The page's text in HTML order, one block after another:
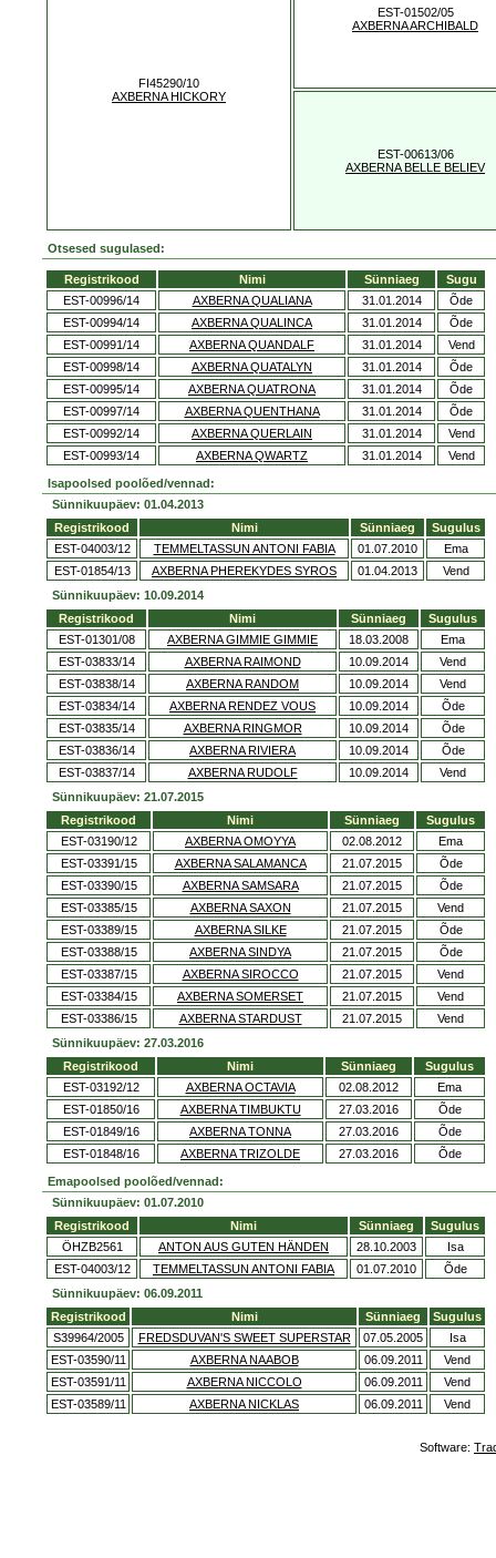
FI45290/10
AXBERNA HICKORY
EST-01502/05
AXBERNA ARCHIBALD
EST-00613/06
AXBERNA BELLE BELIEV
Otsesed sugulased:
Registrikood Nimi Sünniaeg
Sugu
EST-00996/14
AXBERNA QUALIANA 31.01.2014
Õde
EST-00994/14
AXBERNA QUALINCA 31.01.2014
Õde
EST-00991/14
AXBERNA QUANDALF 31.01.2014
Vend
EST-00998/14
AXBERNA QUATALYN 31.01.2014
Õde
EST-00995/14
AXBERNA QUATRONA 31.01.2014
Õde
EST-00997/14
AXBERNA QUENTHANA 31.01.2014
Õde
EST-00992/14
AXBERNA QUERLAIN 31.01.2014
Vend
EST-00993/14
AXBERNA QWARTZ 31.01.2014 Vend
Isapoolsed poolõed/vennad:
Sünnikuupäev: 01.04.2013
Registrikood
Nimi Sünniaeg
Sugulus
EST-04003/12
TEMMELTASSUN ANTONI FABIA 01.07.2010
Ema
EST-01854/13
AXBERNA PHEREKYDES SYROS 01.04.2013
Vend
Sünnikuupäev: 10.09.2014
Registrikood
Nimi Sünniaeg
Sugulus
EST-01301/08
AXBERNA GIMMIE GIMMIE 18.03.2008
Ema
EST-03833/14
AXBERNA RAIMOND 10.09.2014
Vend
EST-03838/14
AXBERNA RANDOM 10.09.2014
Vend
EST-03834/14
AXBERNA RENDEZ VOUS 10.09.2014
Õde
EST-03835/14
AXBERNA RINGMOR 10.09.2014
Õde
EST-03836/14
AXBERNA RIVIERA 10.09.2014
Õde
EST-03837/14
AXBERNA RUDOLF 10.09.2014
Vend
Sünnikuupäev: 21.07.2015
Registrikood
Nimi Sünniaeg
Sugulus
EST-03190/12
AXBERNA OMOYYA 02.08.2012
Ema
EST-03391/15
AXBERNA SALAMANCA 21.07.2015
Õde
EST-03390/15
AXBERNA SAMSARA 21.07.2015
Õde
EST-03385/15
AXBERNA SAXON 21.07.2015
Vend
EST-03389/15
AXBERNA SILKE 21.07.2015
Õde
EST-03388/15
AXBERNA SINDYA 21.07.2015
Õde
EST-03387/15
AXBERNA SIROCCO 21.07.2015
Vend
EST-03384/15
AXBERNA SOMERSET 21.07.2015
Vend
EST-03386/15
AXBERNA STARDUST 21.07.2015
Vend
Sünnikuupäev: 27.03.2016
Registrikood
Nimi Sünniaeg
Sugulus
EST-03192/12
AXBERNA OCTAVIA 02.08.2012
Ema
EST-01850/16
AXBERNA TIMBUKTU 27.03.2016
Õde
EST-01849/16
AXBERNA TONNA 27.03.2016
Õde
EST-01848/16
AXBERNA TRIZOLDE 27.03.2016 Õde
Emapoolsed poolõed/vennad:
Sünnikuupäev: 01.07.2010
Registrikood
Nimi Sünniaeg
Sugulus
ÖHZB2561
ANTON AUS GUTEN HÄNDEN 28.10.2003
Isa
EST-04003/12
TEMMELTASSUN ANTONI FABIA 01.07.2010
Õde
Sünnikuupäev: 06.09.2011
Registrikood
Nimi Sünniaeg
Sugulus
S39964/2005
FREDSDUVAN'S SWEET SUPERSTAR 07.05.2005
Isa
EST-03590/11
AXBERNA NAABOB 06.09.2011
Vend
EST-03591/11
AXBERNA NICCOLO 06.09.2011
Vend
EST-03589/11
AXBERNA NICKLAS 06.09.2011 Vend
Software: